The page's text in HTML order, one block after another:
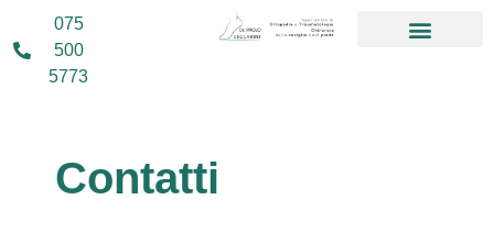
075
500
5773
Contatti